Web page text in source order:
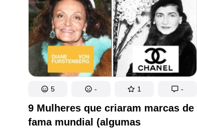
9 Mulheres que criaram marcas de
fama mundial (algumas
5 - 1 -